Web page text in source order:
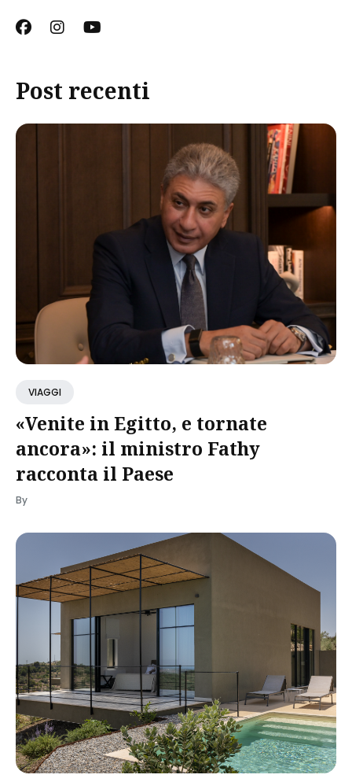
Post recenti
VIAGGI
«Venite in Egitto, e tornate
ancora»: il ministro Fathy
racconta il Paese
By